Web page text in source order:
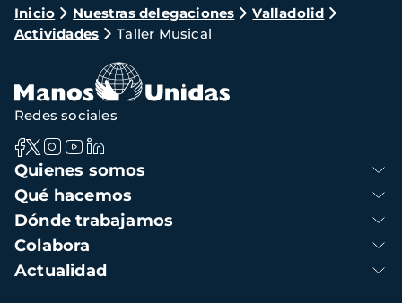
Ruta
de
navegación
Inicio Nuestras delegaciones
Valladolid
Actividades
Taller Musical
Navegación
principal
Quienes somos
Qué hacemos
Dónde trabajamos
Colabora
Actualidad
Redes sociales